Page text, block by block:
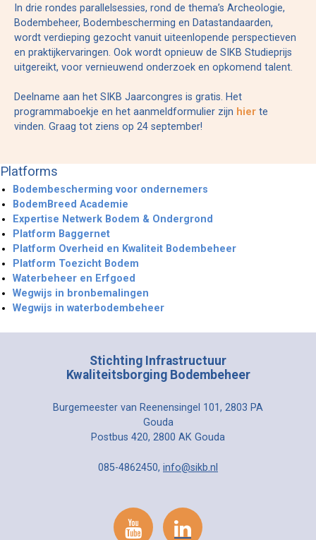
In drie rondes parallelsessies, rond de thema’s Archeologie,
Bodembeheer, Bodembescherming en Datastandaarden,
wordt verdieping gezocht vanuit uiteenlopende perspectieven
en praktijkervaringen. Ook wordt opnieuw de SIKB Studieprijs
uitgereikt, voor vernieuwend onderzoek en opkomend talent.
Deelname aan het SIKB Jaarcongres is gratis. Het
programmaboekje en het aanmeldformulier zijn hier te
vinden. Graag tot ziens op 24 september!
Platforms
Bodembescherming voor ondernemers
BodemBreed Academie
Expertise Netwerk Bodem & Ondergrond
Platform Baggernet
Platform Overheid en Kwaliteit Bodembeheer
Platform Toezicht Bodem
Waterbeheer en Erfgoed
Wegwijs in bronbemalingen
Wegwijs in waterbodembeheer
Stichting Infrastructuur
Kwaliteitsborging Bodembeheer
Burgemeester van Reenensingel 101, 2803 PA
Gouda
Postbus 420, 2800 AK Gouda
085-4862450, info@sikb.nl